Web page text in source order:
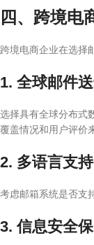
四、跨境电
跨境电商企业在选择
1. 全球邮件
选择具有全球分布式
覆盖情况和用户评价
2. 多语言支持
考虑邮箱系统是否支
3. 信息安全